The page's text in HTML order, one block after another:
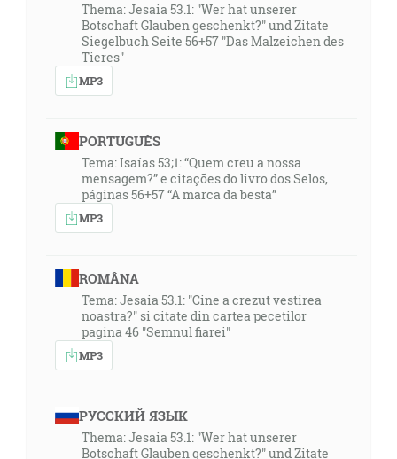
Thema: Jesaia 53.1: "Wer hat unserer
Botschaft Glauben geschenkt?" und Zitate
Siegelbuch Seite 56+57 "Das Malzeichen des
Tieres"
MP3
PORTUGUÊS
Tema: Isaías 53;1: “Quem creu a nossa
mensagem?” e citações do livro dos Selos,
páginas 56+57 “A marca da besta”
MP3
ROMÂNA
Tema: Jesaia 53.1: "Cine a crezut vestirea
noastra?" si citate din cartea pecetilor
pagina 46 "Semnul fiarei"
MP3
РУССКИЙ ЯЗЫК
Thema: Jesaia 53.1: "Wer hat unserer
Botschaft Glauben geschenkt?" und Zitate